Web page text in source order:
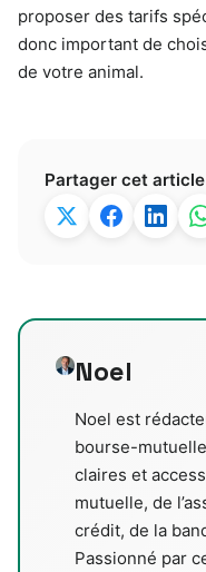
proposer des tarifs
donc important de
de votre animal.
Partager cet
Noel
Noel est
bourse-
claires et
mutuelle, de
crédit, de la
Passionné par